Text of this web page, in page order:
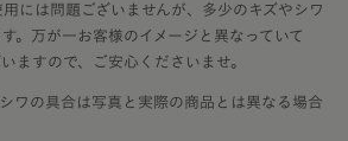
には問題ございませんが、多少のキズやシワ
。万が一お客様のイメージと異なっていて
ますので、ご安心くださいませ。
ワの具合は写真と実際の商品とは異なる場合